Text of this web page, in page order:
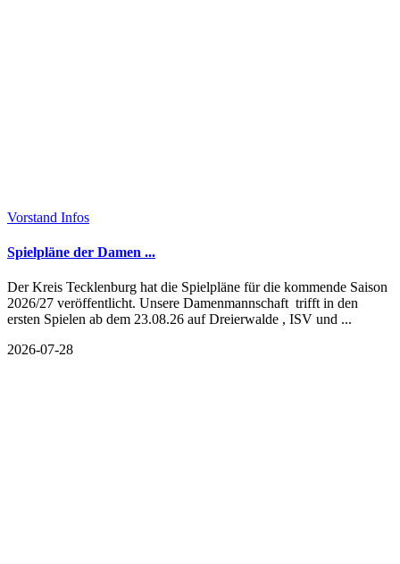
Vorstand Infos
Spielpläne der Damen ...
Der Kreis Tecklenburg hat die Spielpläne für die kommende Saison
2026/27 veröffentlicht. Unsere Damenmannschaft trifft in den
ersten Spielen ab dem 23.08.26 auf Dreierwalde , ISV und ...
2026-07-28